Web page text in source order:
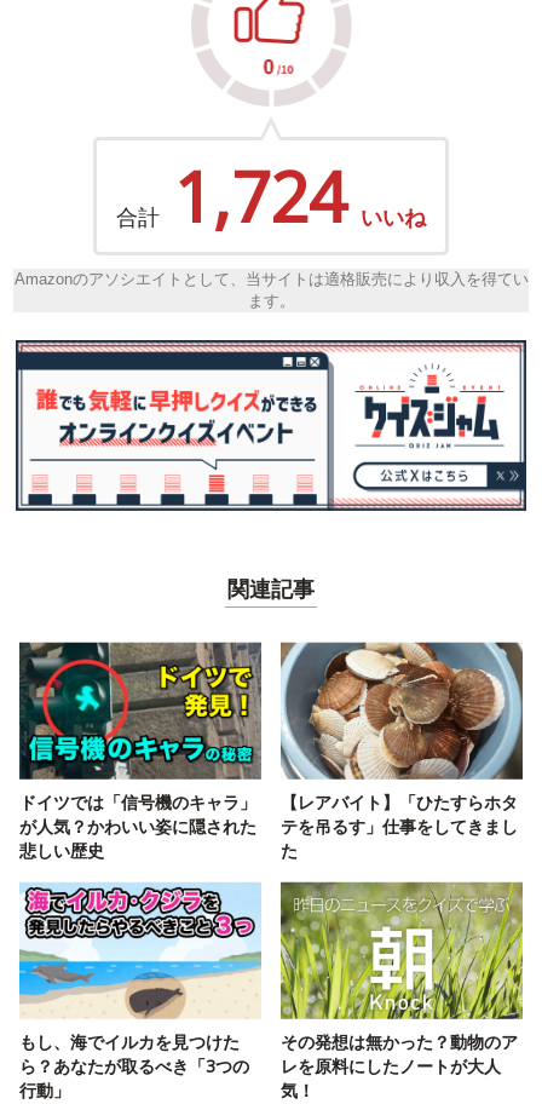
合計 1,724 いいね
Amazonのアソシエイトとして、当サイトは適格販売により収入を得てい
ます。
関連記事
ドイツでは「信号機のキャラ」
が人気？かわいい姿に隠された
悲しい歴史
【レアバイト】「ひたすらホタ
テを吊るす」仕事をしてきまし
た
もし、海でイルカを見つけた
ら？あなたが取るべき「3つの
行動」
その発想は無かった？動物のア
レを原料にしたノートが大人
気！